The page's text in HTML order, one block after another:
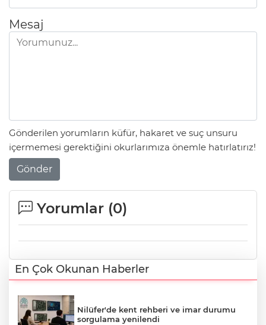
Mesaj
Gönderilen yorumların küfür, hakaret ve suç unsuru
içermemesi gerektiğini okurlarımıza önemle hatırlatırız!
Gönder
Yorumlar (0)
En Çok Okunan Haberler
Nilüfer'de kent rehberi ve imar durumu
sorgulama yenilendi